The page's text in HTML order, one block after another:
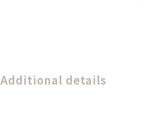
Additional details